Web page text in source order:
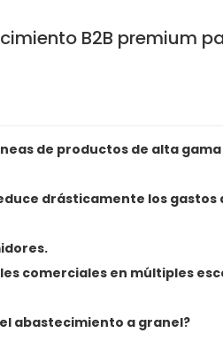
B2B premium
de productos de alta
drásticamente los gastos
comerciales en múltiples
abastecimiento a granel?